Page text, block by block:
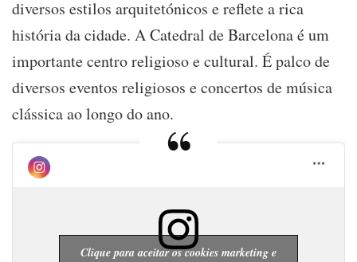
diversos estilos arquitetónicos e reflete a rica
história da cidade. A Catedral de Barcelona é um
importante centro religioso e cultural. É palco de
diversos eventos religiosos e concertos de música
clássica ao longo do ano.
Clique para aceitar os cookies marketing e